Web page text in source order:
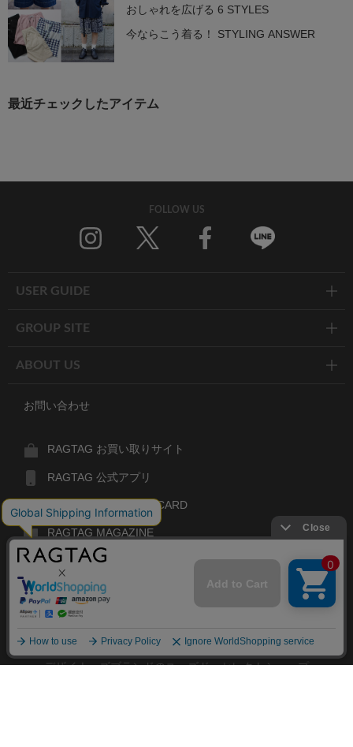
おしゃれを広げる 6 STYLES
今ならこう着る！ STYLING ANSWER
最近チェックしたアイテム
FOLLOW US
USER GUIDE
GROUP SITE
ABOUT US
お問い合わせ
RAGTAG お買い取りサイト
RAGTAG 公式アプリ
RAGTAG MEMBER'S CARD
RAGTAG MAGAZINE
RAGTAG Global
RAGTAG
デザイナーズブランドのユーズド・セレクトショップ